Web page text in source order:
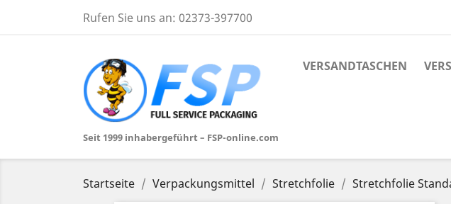
Rufen Sie uns an: 02373-397700
Seit 1999 inhabergeführt – FSP-online.com
VERSANDTASCHEN
Startseite Verpackungsmittel Stretchfolie Stretchfolie